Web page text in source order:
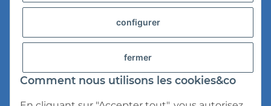
AGB
configurer
fermer
Comment nous utilisons les cookies&co